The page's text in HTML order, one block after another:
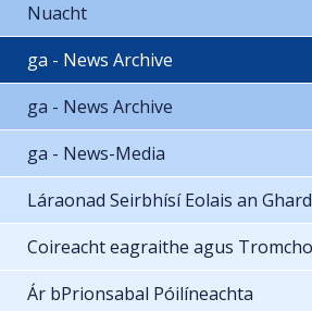
Nuacht
ga - News Archive
ga - News Archive
ga - News-Media
Láraonad Seirbhísí Eolais an
Coireacht eagraithe agus
Ár bPrionsabal Póilíneachta